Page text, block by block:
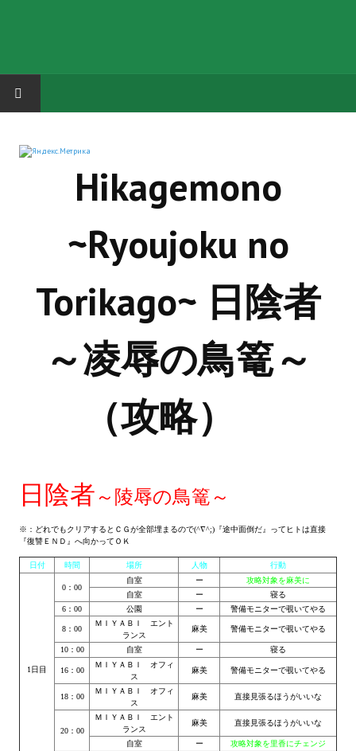
ГРУППА "КАРЛ ВЕЛИКИЙ"
Русская биржа
Aliens vs Predator 2 (Русские субтитры)
Dungeon Siege 2 Legendary Mod (Русские субтитры)
Теневой кардинал для Скайрима
Kitana HGEC
Apella CBBE SSE BodySlide (with Physics)
Apella 2.0 CBBE SSE BodySlide (with Physics)
Kitana CBBE SSE BodySlide (with Physics)
Nekomimi
New Light Skyrim SE
SB Corset Armor CBBE SSE BodySlide (with Physics)
Wedding Wear CBBE SSE BodySlide (with Physics)
Hikagemono
~Ryoujoku no
Torikago~ 日陰者
～凌辱の鳥篭～
（攻略）
日陰者 ～陵辱の鳥篭～
※：どれでもクリアするとＣＧが全部埋まるので(^∇^;)『途中面倒だ』ってヒトは直接
『復讐ＥＮＤ』へ向かってＯＫ
日付 時間 場所 人物 行動
1日目
0：00
自室 ー
攻略対象を麻美に
自室
ー
寝る
6：00
公園 ー 警備モニターで覗いてやる
8：00
ＭＩＹＡＢＩ エント
ランス
麻美 警備モニターで覗いてやる
10：00 自室 ー 寝る
16：00
ＭＩＹＡＢＩ オフィ
ス
麻美 警備モニターで覗いてやる
18：00
ＭＩＹＡＢＩ オフィ
ス
麻美 直接見張るほうがいいな
20：00
ＭＩＹＡＢＩ エント
ランス
麻美 直接見張るほうがいいな
自室 ー
攻略対象を里香にチェンジ